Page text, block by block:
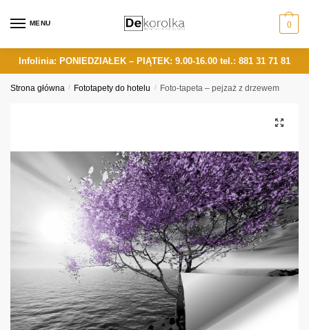
MENU 0
Infolinia: PONIEDZIAŁEK – PIĄTEK: 9.00-16.00 tel.: 881 31 71 81
Strona główna / Fototapety do hotelu / Foto-tapeta – pejzaż z drzewem